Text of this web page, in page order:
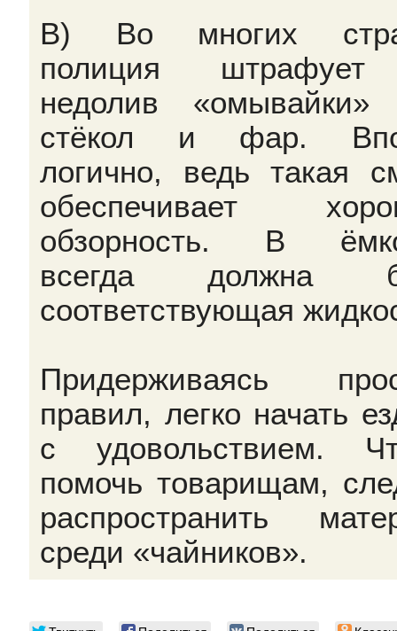
В) Во многих
полиция
недолив «омывайки»
стёкол и фар.
логично, ведь такая
обеспечивает
обзорность. В
всегда должна
соответствующая
Придерживаясь
правил, легко начать
с удовольствием.
помочь товарищам,
распространить
среди «чайников».